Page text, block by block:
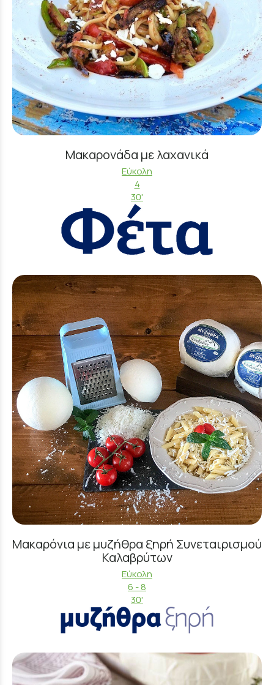
Μακαρονάδα με λαχανικά
Εύκολη
4
30'
Μακαρόνια με μυζήθρα ξηρή Συνεταιρισμού
Καλαβρύτων
Εύκολη
6 - 8
30'